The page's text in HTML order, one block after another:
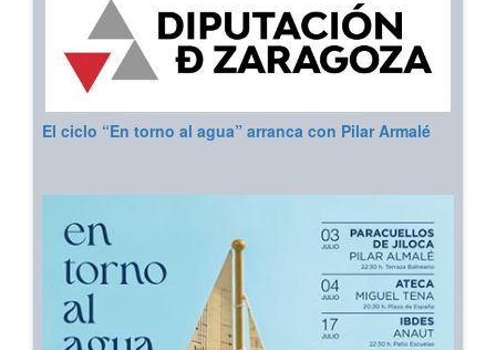
El ciclo “En torno al agua” arranca con Pilar Armalé